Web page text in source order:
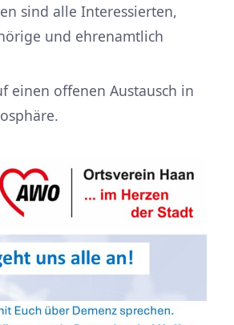
sind alle Interessierten,
und ehrenamtlich
einen offenen Austausch in